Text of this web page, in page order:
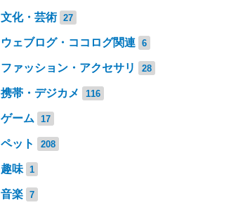
文化・芸術 27
ウェブログ・ココログ関連 6
ファッション・アクセサリ 28
携帯・デジカメ 116
ゲーム 17
ペット 208
趣味 1
音楽 7